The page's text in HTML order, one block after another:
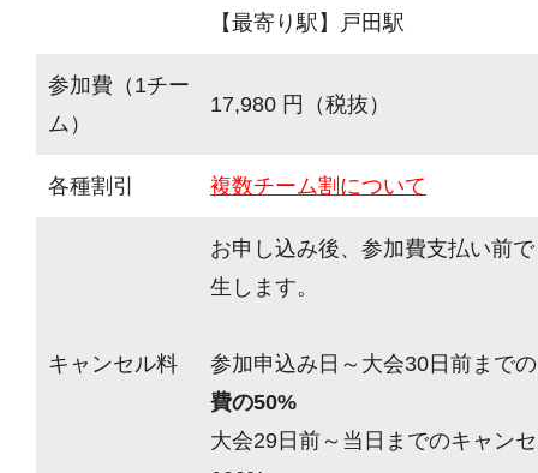
【最寄り駅】戸田駅
参加費（1チー
ム）
17,980 円（税抜）
各種割引 複数チーム割について
キャンセル料
お申し込み後、参加費支払い前
生します。
参加申込み日～大会30日前まで
費の50%
大会29日前～当日までのキャン